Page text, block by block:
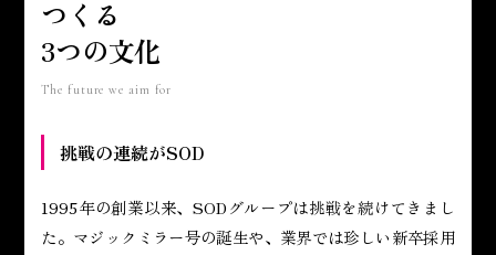
つくる
3つの文化
The future we aim for
挑戦の連続がSOD
1995年の創業以来、SODグループは挑戦を続けてきまし
た。マジックミラー号の誕生や、業界では珍しい新卒採用